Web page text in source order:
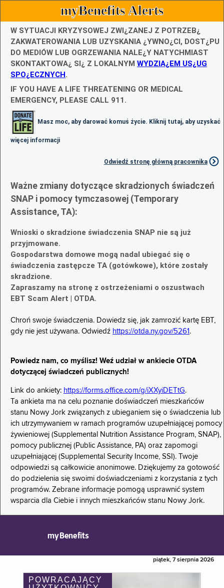
myBenefits Alerts
W SYTUACJI KRYZYSOWEJ ZWI¿ZANEJ Z POTRZEB¿
ZAKWATEROWANIA LUB UZYSKANIA ¿YWNO¿CI, DOST¿PU
DO MEDIÓW LUB OGRZEWANIA NALE¿Y NATYCHMIAST
SKONTAKTOWA¿ SI¿ Z LOKALNYM WYDZIA¿EM US¿UG
SPO¿ECZNYCH.
IF YOU HAVE A LIFE THREATENING OR MEDICAL
EMERGENCY, PLEASE CALL 911.
Masz moc, aby darować komuś życie. Kliknij tutaj, aby uzyskać
więcej informacji
Odwiedź stronę główną pracownika
Ważne zmiany dotyczące skradzionych świadczeń
SNAP i pomocy tymczasowej (Temporary
Assistance, TA):
Wnioski o skradzione świadczenia SNAP nie są już
przyjmowane.
Gospodarstwa domowe mogą nadal ubiegać się o
świadczenia zastępcze TA (gotówkowe), które zostały
skradzione.
Zapraszamy na stronę z ostrzeżeniami o oszustwach
EBT Scam Alert | OTDA.
Chroń swoje świadczenia. Dowiedz się, jak zamrozić kartę EBT,
gdy nie jest używana. Odwiedź https://otda.ny.gov/5261 .
Powiedz nam, co myślisz! Weź udział w ankiecie OTDA
dotyczącej świadczeń publicznych!
Link do ankiety: https://forms.office.com/g/iXXyiDETtG.
Ta ankieta ma na celu poznanie doświadczeń mieszkańców
stanu Nowy Jork związanych z ubieganiem się o świadczenia lub
ich utrzymywaniem w ramach programów uzupełniającej pomocy
żywieniowej (Supplemental Nutrition Assistance Program, SNAP),
pomocy publicznej (Public Assistance, PA) oraz zapomogi
uzupełniającej (Supplemental Security Income, SSI). Twoje
odpowiedzi są całkowicie anonimowe. Dziękujemy za gotowość
do podzielenia się swoimi doświadczeniami z korzystania z tych
programów. Zebrane informacje pomogą usprawnić system
wsparcia dla Ciebie i innych mieszkańców stanu Nowy Jork.
myBenefits
piątek, 7 sierpnia 2026
POWRACAJĄCY